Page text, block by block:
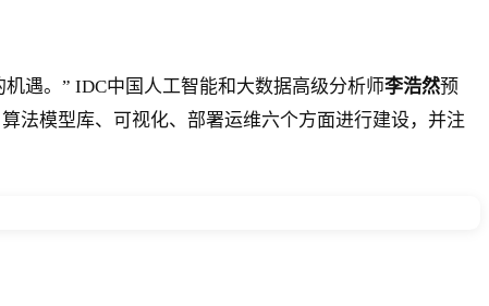
遇。” IDC中国人工智能和大数据高级分析师李浩然预
法模型库、可视化、部署运维六个方面进行建设，并注